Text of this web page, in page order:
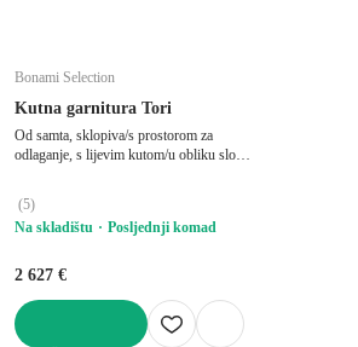
Bonami Selection
Kutna garnitura Tori
Od samta, sklopiva/s prostorom za
odlaganje, s lijevim kutom/u obliku slova
dubina sjedala 60 cm
(5)
Na skladištu
Posljednji komad
2 627 €